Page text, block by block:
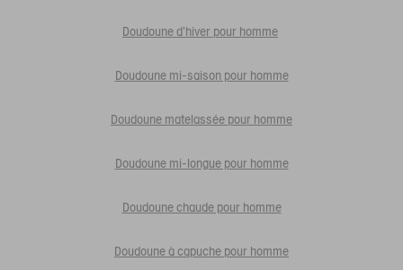
Doudoune d'hiver pour homme
Doudoune mi-saison pour homme
Doudoune matelassée pour homme
Doudoune mi-longue pour homme
Doudoune chaude pour homme
Doudoune à capuche pour homme